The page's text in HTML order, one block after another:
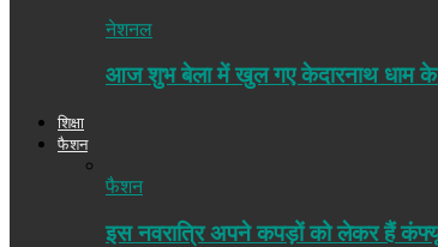
नेशनल
आज शुभ बेला में खुल गए केदारनाथ धाम
शिक्षा
फैशन
फैशन
इस नवरात्रि अपने कपड़ों को लेकर हैं